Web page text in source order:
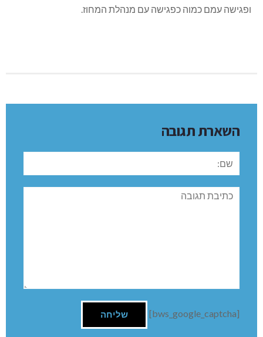
ופגישה עמם כמוה כפגישה עם מנהלת המחוז.
השארת תגובה
שם:
תגובה
[bws_google_captcha]